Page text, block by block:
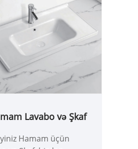
Lavabo və Şkaf
Hamam üçün